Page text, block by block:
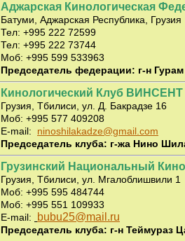
Аджарская Кинологическая
Батуми, Аджарская Республика, Грузия
Тел: +995 222 72599
Тел: +995 222 73744
Моб: +995 599 533963
Председатель федерации: г-н
Кинологический Клуб ВИНСЕНТ
Грузия, Тбилиси, ул. Д. Бакрадзе 16
Моб: +995 577 409208
E-mail: ninoshilakadze@gmail.com
Председатель клуба: г-жа Нино
Грузинский Национальный
Грузия, Тбилиси, ул. Мгалоблишвили 1
Моб: +995 595 484744
Моб: +995 551 109933
E-mail:
bubu25@mail.ru
Председатель клуба: г-н Теймураз